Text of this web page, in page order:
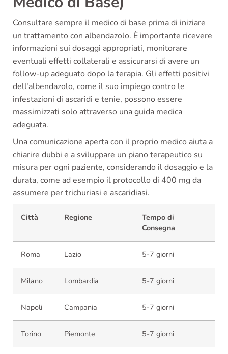
Consultare sempre il medico di base prima di iniziare
un trattamento con albendazolo. È importante ricevere
informazioni sui dosaggi appropriati, monitorare
eventuali effetti collaterali e assicurarsi di avere un
follow-up adeguato dopo la terapia. Gli effetti positivi
dell'albendazolo, come il suo impiego contro le
infestazioni di ascaridi e tenie, possono essere
massimizzati solo attraverso una guida medica
adeguata.
Una comunicazione aperta con il proprio medico aiuta a
chiarire dubbi e a sviluppare un piano terapeutico su
misura per ogni paziente, considerando il dosaggio e la
durata, come ad esempio il protocollo di 400 mg da
assumere per trichuriasi e ascaridiasi.
Città Regione
Tempo di
Consegna
Roma Lazio 5-7 giorni
Milano Lombardia 5-7 giorni
Napoli Campania 5-7 giorni
Torino Piemonte 5-7 giorni